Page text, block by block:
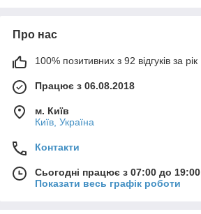
Про нас
100% позитивних з 92 відгуків за рік
Працює з 06.08.2018
м. Київ
Київ, Україна
Контакти
Сьогодні працює з 07:00 до 19:00
Показати весь графік роботи